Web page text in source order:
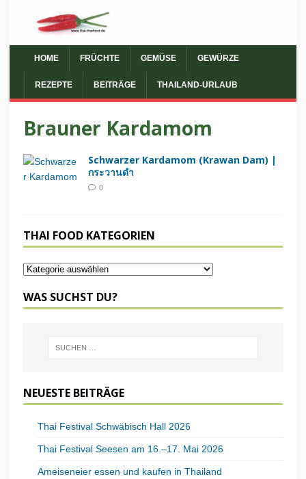
HOME FRÜCHTE GEMÜSE GEWÜRZE
REZEPTE BEITRÄGE THAILAND-URLAUB
Brauner Kardamom
Schwarzer Kardamom (Krawan Dam) |
กระวานดำ
0
THAI FOOD KATEGORIEN
WAS SUCHST DU?
NEUESTE BEITRÄGE
Thai Festival Schwäbisch Hall 2026
Thai Festival Seesen am 16.–17. Mai 2026
Ameiseneier essen und kaufen in Thailand